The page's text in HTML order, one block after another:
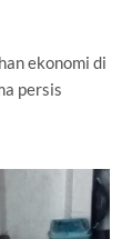
ekonomi di
persis